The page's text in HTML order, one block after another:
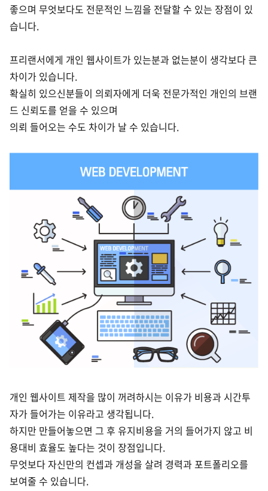
좋으며 무엇보다도 전문적인 느낌을 전달할 수 있는 장점이 있
습니다.
프리랜서에게 개인 웹사이트가 있는분과 없는분이 생각보다 큰
차이가 있습니다.
확실히 있으신분들이 의뢰자에게 더욱 전문가적인 개인의 브랜
드 신뢰도를 얻을 수 있으며
의뢰 들어오는 수도 차이가 날 수 있습니다.
개인 웹사이트 제작을 많이 꺼려하시는 이유가 비용과 시간투
자가 들어가는 이유라고 생각됩니다.
하지만 만들어놓으면 그 후 유지비용을 거의 들어가지 않고 비
용대비 효율도 높다는 것이 장점입니다.
무엇보다 자신만의 컨셉과 개성을 살려 경력과 포트폴리오를
보여줄 수 있습니다.